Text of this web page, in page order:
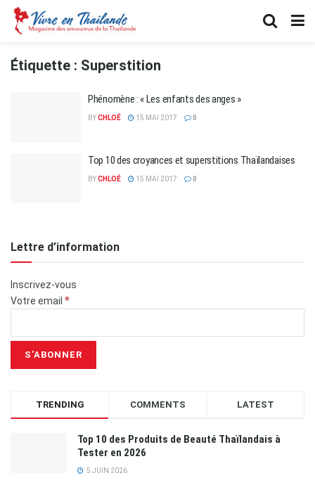
Étiquette : Superstition
Phénomène : « Les enfants des anges »
BYCHLOÉ 15 MAI 2017 0
Top 10 des croyances et superstitions Thaïlandaises
BYCHLOÉ 15 MAI 2017 0
Lettre d’information
Inscrivez-vous
Votre email *
TRENDING COMMENTS LATEST
Top 10 des Produits de Beauté Thaïlandais à
Tester en 2026
5 JUIN 2026